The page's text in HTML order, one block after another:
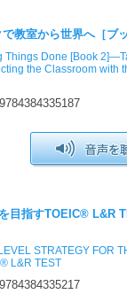
教室から世界へ［ブッ
Things Done [Book
the Classroom with
目指すTOEIC® L&R
STRATEGY FOR
L&R TEST